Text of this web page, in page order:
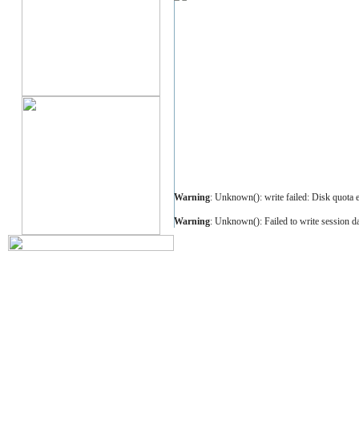
Warning: Unknown(): write failed: Disk quota
Warning: Unknown(): Failed to write session